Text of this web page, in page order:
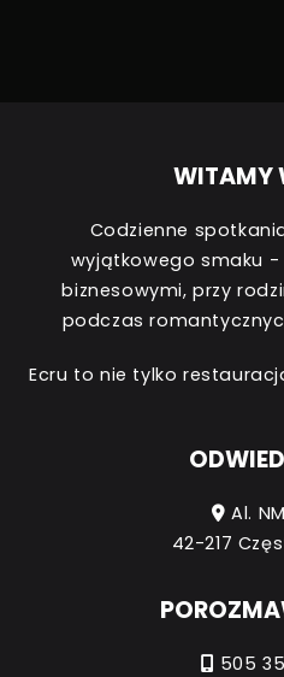
WITAMY
Codzienne
wyjątkowego smaku
biznesowymi, przy
podczas
Ecru to nie tylko
Al.
42-217
505